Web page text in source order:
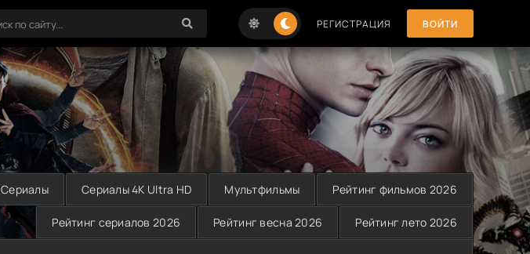
РЕГИСТРАЦИЯ ВОЙТИ
Сериалы Сериалы 4K Ultra HD Мультфильмы Рейтинг фильмов 2026
Рейтинг сериалов 2026 Рейтинг весна 2026 Рейтинг лето 2026